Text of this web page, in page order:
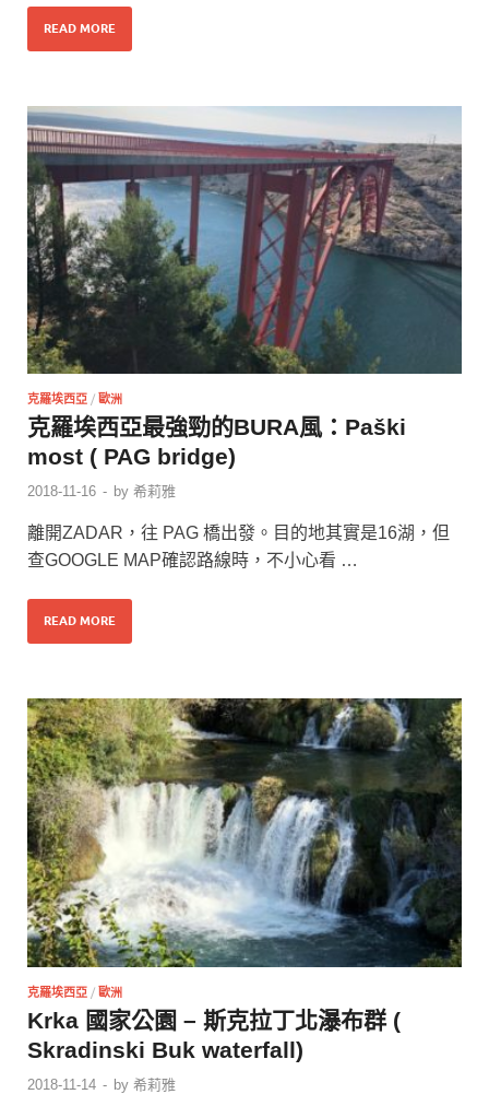
READ MORE
克羅埃西亞 / 歐洲
克羅埃西亞最強勁的BURA風：Paški
most ( PAG bridge)
2018-11-16 - by 希莉雅
離開ZADAR，往 PAG 橋出發。目的地其實是16湖，但
查GOOGLE MAP確認路線時，不小心看 …
READ MORE
克羅埃西亞 / 歐洲
Krka 國家公園 – 斯克拉丁北瀑布群 (
Skradinski Buk waterfall)
2018-11-14 - by 希莉雅